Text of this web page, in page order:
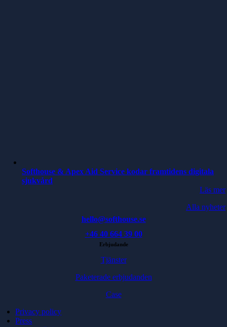
Softhouse & Apex Aid Service kodar framtidens digitala
sjukvård
Läs mer
Alla nyheter
hello@softhouse.se
+46 40 664 39 00
Erbjudande
Tjänster
Paketerade erbjudanden
Case
Privacy policy
Press